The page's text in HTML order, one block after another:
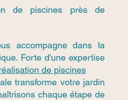
de piscines près de
accompagne dans la
Forte d'une expertise
de piscines
transforme votre jardin
chaque étape de